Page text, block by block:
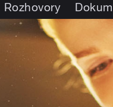
Rozhovory